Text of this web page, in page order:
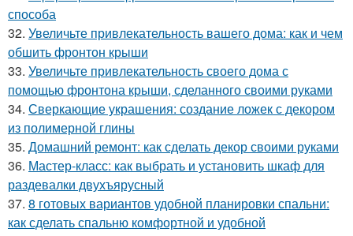
способа
32. Увеличьте привлекательность вашего дома: как и чем
обшить фронтон крыши
33. Увеличьте привлекательность своего дома с
помощью фронтона крыши, сделанного своими руками
34. Сверкающие украшения: создание ложек с декором
из полимерной глины
35. Домашний ремонт: как сделать декор своими руками
36. Мастер-класс: как выбрать и установить шкаф для
раздевалки двухъярусный
37. 8 готовых вариантов удобной планировки спальни:
как сделать спальню комфортной и удобной